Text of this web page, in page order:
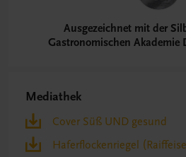
Ausgezeichnet mit der
Gastronomischen Akademie
Mediathek
Cover Süß UND gesund
Haferflockenriegel